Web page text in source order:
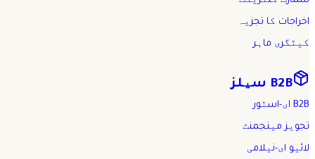
اخراجات کا تجزیہ
کیٹگری ماہر
B2B سیلز
B2B ای-اسٹور
تجویز مینجمنٹ
لائیو ای-نیلامی